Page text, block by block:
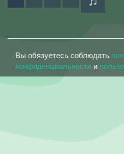
Вы обязуетесь соблюдать
конфиденциальности и